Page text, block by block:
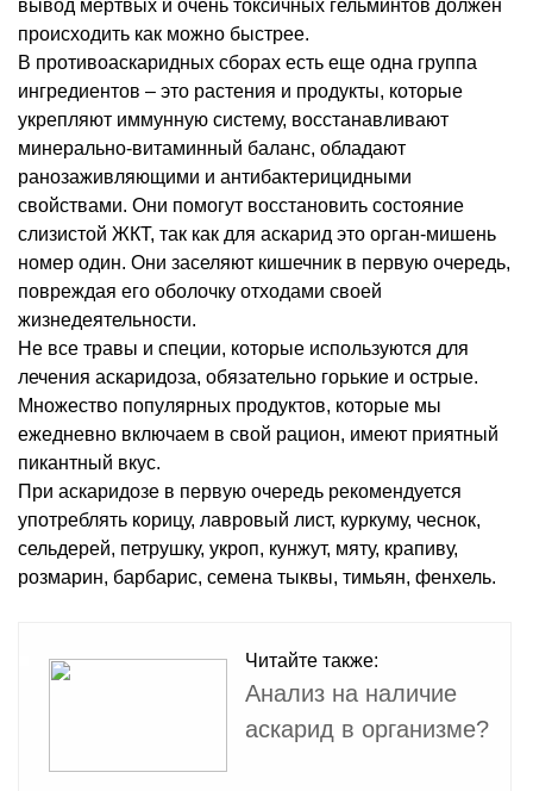
вывод мертвых и очень токсичных гельминтов должен
происходить как можно быстрее.
В противоаскаридных сборах есть еще одна группа
ингредиентов – это растения и продукты, которые
укрепляют иммунную систему, восстанавливают
минерально-витаминный баланс, обладают
ранозаживляющими и антибактерицидными
свойствами. Они помогут восстановить состояние
слизистой ЖКТ, так как для аскарид это орган-мишень
номер один. Они заселяют кишечник в первую очередь,
повреждая его оболочку отходами своей
жизнедеятельности.
Не все травы и специи, которые используются для
лечения аскаридоза, обязательно горькие и острые.
Множество популярных продуктов, которые мы
ежедневно включаем в свой рацион, имеют приятный
пикантный вкус.
При аскаридозе в первую очередь рекомендуется
употреблять корицу, лавровый лист, куркуму, чеснок,
сельдерей, петрушку, укроп, кунжут, мяту, крапиву,
розмарин, барбарис, семена тыквы, тимьян, фенхель.
Читайте также:
Анализ на наличие
аскарид в организме?